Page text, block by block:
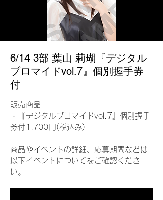
6/14 3部 葉山 莉瑚『デジタル
ブロマイドvol.7』個別握手券
付
販売商品
・『デジタルブロマイドvol.7』個別握手
券付1,700円(税込み)
商品やイベントの詳細、応募期間などは
以下イベントについてをご確認くださ
い。